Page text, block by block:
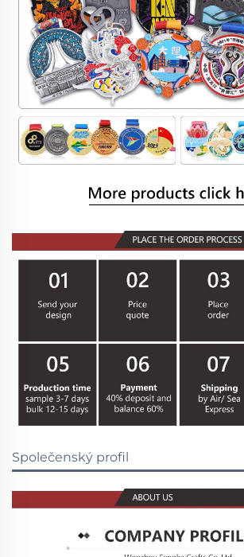
Společenský profil